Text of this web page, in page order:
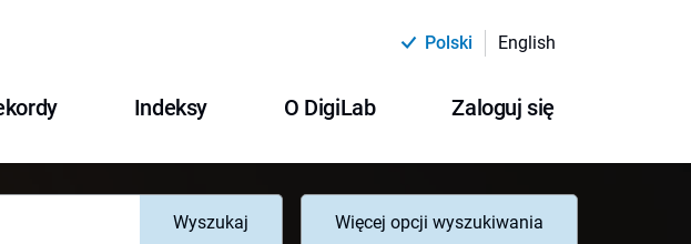
Polski English
Indeksy O DigiLab Zaloguj się
Wyszukaj
Więcej opcji wyszukiwania